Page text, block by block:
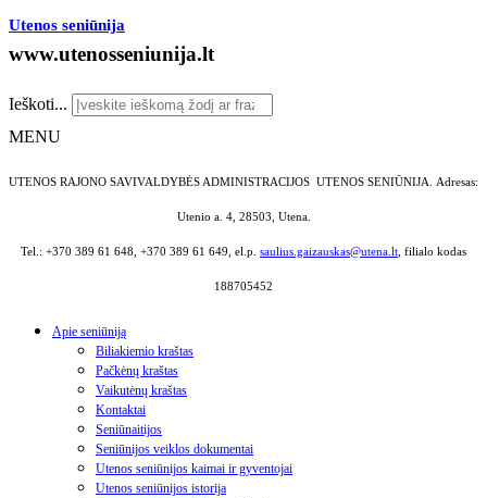
Utenos seniūnija
www.utenosseniunija.lt
Ieškoti...
MENU
UTENOS RAJONO SAVIVALDYBĖS ADMINISTRACIJOS UTENOS SENIŪNIJA. Adresas:
Utenio a. 4, 28503, Utena.
Tel.: +370 389 61 648, +370 389 61 649, el.p. saulius.gaizauskas@utena.lt, filialo kodas
188705452
Apie seniūniją
Biliakiemio kraštas
Pačkėnų kraštas
Vaikutėnų kraštas
Kontaktai
Seniūnaitijos
Seniūnijos veiklos dokumentai
Utenos seniūnijos kaimai ir gyventojai
Utenos seniūnijos istorija